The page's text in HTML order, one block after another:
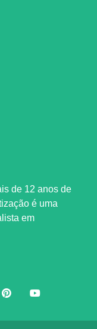
de 12 anos de
é uma
em